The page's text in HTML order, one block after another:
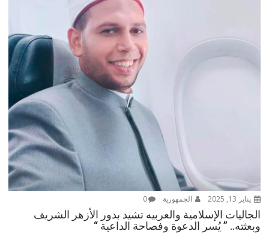
يناير 13, 2025 الجمهورية 0
الجاليات الإسلامية والعربيه تشيد بدور الأزهر الشريف
وبعثته.. ” يُسر الدعوة وفصاحة الداعية “